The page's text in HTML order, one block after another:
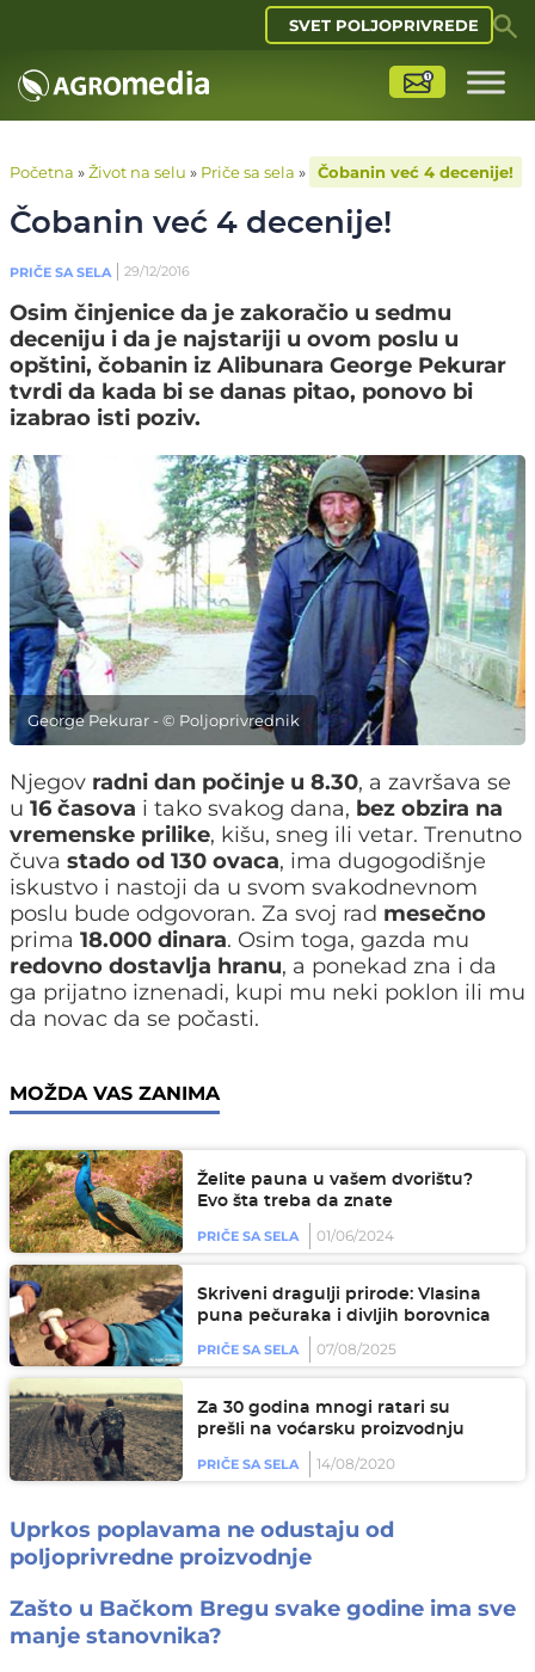
SVET POLJOPRIVREDE
Početna »Život na selu » Priče sa sela » Čobanin već 4 decenije!
Čobanin već 4 decenije!
PRIČE SA SELA 29/12/2016
Osim činjenice da je zakoračio u sedmu
deceniju i da je najstariji u ovom poslu u
opštini, čobanin iz Alibunara George Pekurar
tvrdi da kada bi se danas pitao, ponovo bi
izabrao isti poziv.
George Pekurar - © Poljoprivrednik
Njegov radni dan počinje u 8.30, a završava se
u 16 časova i tako svakog dana, bez obzira na
vremenske prilike, kišu, sneg ili vetar. Trenutno
čuva stado od 130 ovaca, ima dugogodišnje
iskustvo i nastoji da u svom svakodnevnom
poslu bude odgovoran. Za svoj rad mesečno
prima 18.000 dinara. Osim toga, gazda mu
redovno dostavlja hranu, a ponekad zna i da
ga prijatno iznenadi, kupi mu neki poklon ili mu
da novac da se počasti.
MOŽDA VAS ZANIMA
Želite pauna u vašem dvorištu?
Evo šta treba da znate
PRIČE SA SELA 01/06/2024
Skriveni dragulji prirode: Vlasina
puna pečuraka i divljih borovnica
PRIČE SA SELA 07/08/2025
Za 30 godina mnogi ratari su
prešli na voćarsku proizvodnju
PRIČE SA SELA 14/08/2020
Uprkos poplavama ne odustaju od
poljoprivredne proizvodnje
Zašto u Bačkom Bregu svake godine ima sve
manje stanovnika?